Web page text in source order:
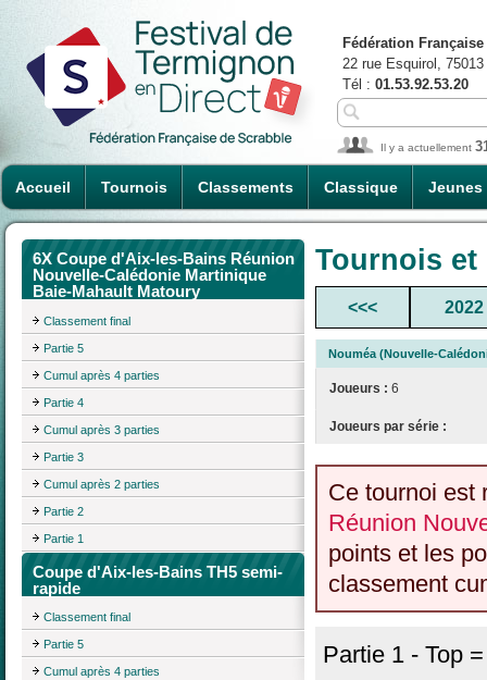
Accueil Tournois Classements Classique Jeunes
Fédération
22 rue Esquirol,
Tél : 01.53.92.53.20
Il y a actuellement
6X Coupe d'Aix-les-Bains Réunion
Nouvelle-Calédonie Martinique
Baie-Mahault Matoury
Classement final
Partie 5
Cumul après 4 parties
Partie 4
Cumul après 3 parties
Partie 3
Cumul après 2 parties
Partie 2
Partie 1
Coupe d'Aix-les-Bains TH5 semi-
rapide
Classement final
Partie 5
Cumul après 4 parties
Tournois
<<< 2022
Nouméa (Nouvelle-
Joueurs : 6
Joueurs par série :
Ce tournoi est
Réunion
points et les
classement
Partie 1 - Top